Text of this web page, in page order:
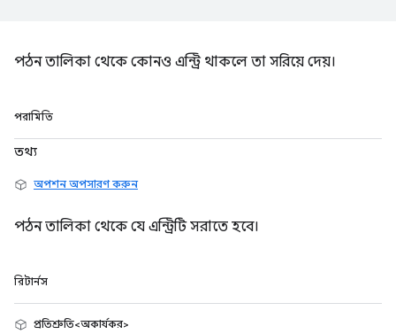
পঠন তালিকা থেকে কোনও এন্ট্রি থাকলে তা সরিয়ে দেয়।
পরামিতি
তথ্য
অপশন অপসারণ করুন
পঠন তালিকা থেকে যে এন্ট্রিটি সরাতে হবে।
রিটার্নস
প্রতিশ্রুতি<অকার্যকর>